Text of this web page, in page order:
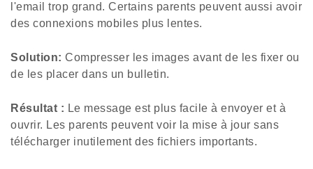
l'email trop grand. Certains parents peuvent aussi avoir
des connexions mobiles plus lentes.
Solution: Compresser les images avant de les fixer ou
de les placer dans un bulletin.
Résultat : Le message est plus facile à envoyer et à
ouvrir. Les parents peuvent voir la mise à jour sans
télécharger inutilement des fichiers importants.